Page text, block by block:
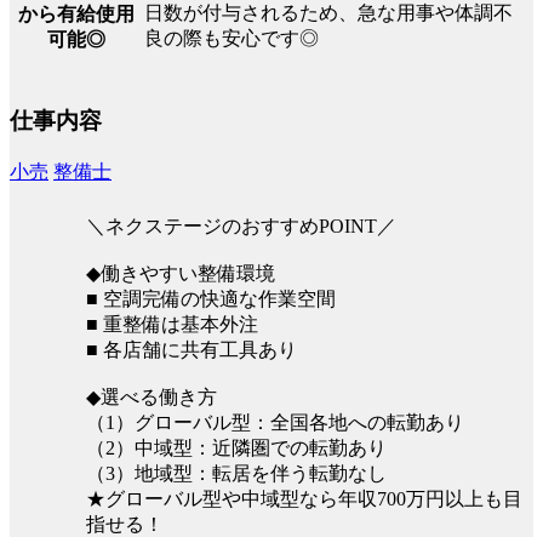
から有給使用
可能◎
日数が付与されるため、急な用事や体調不
良の際も安心です◎
仕事内容
小売 整備士
＼ネクステージのおすすめPOINT／
◆働きやすい整備環境
■ 空調完備の快適な作業空間
■ 重整備は基本外注
■ 各店舗に共有工具あり
◆選べる働き方
（1）グローバル型：全国各地への転勤あり
（2）中域型：近隣圏での転勤あり
（3）地域型：転居を伴う転勤なし
★グローバル型や中域型なら年収700万円以上も目
指せる！